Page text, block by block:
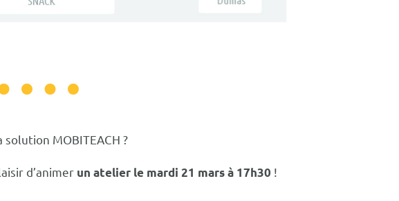
MOBITEACH ?
d’animer un atelier le mardi 21 mars à 17h30 !